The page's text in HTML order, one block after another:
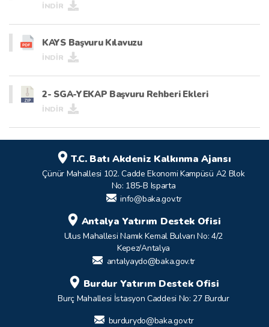
İNDİR
KAYS Başvuru Kılavuzu
İNDİR
2- SGA-YEKAP Başvuru Rehberi Ekleri
İNDİR
T.C. Batı Akdeniz Kalkınma Ajansı
Çünür Mahallesi 102. Cadde Ekonomi Kampüsü A2 Blok
No: 185-B Isparta
info@baka.gov.tr
Antalya Yatırım Destek Ofisi
Ulus Mahallesi Namık Kemal Bulvarı No: 4/2
Kepez/Antalya
antalyaydo@baka.gov.tr
Burdur Yatırım Destek Ofisi
Burç Mahallesi İstasyon Caddesi No: 27 Burdur
burdurydo@baka.gov.tr